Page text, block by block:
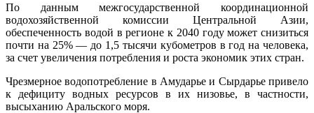
По данным межгосударственной координационной
водохозяйственной комиссии Центральной Азии,
обеспеченность водой в регионе к 2040 году может снизиться
почти на 25% — до 1,5 тысячи кубометров в год на человека,
за счет увеличения потребления и роста экономик этих стран.
Чрезмерное водопотребление в Амударье и Сырдарье привело
к дефициту водных ресурсов в их низовье, в частности,
высыханию Аральского моря.